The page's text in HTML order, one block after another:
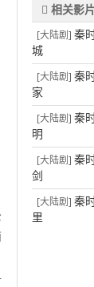
[大陆剧] 秦
城
[大陆剧] 秦
家
[大陆剧] 秦
明
[大陆剧] 秦
剑
[大陆剧] 秦
里